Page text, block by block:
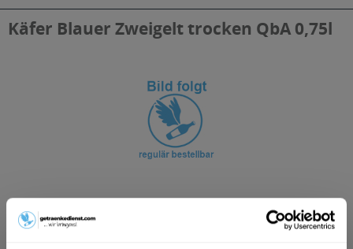
Käfer Blauer Zweigelt trocken QbA 0,75l